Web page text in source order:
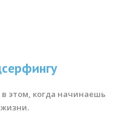
этом, когда начинаешь